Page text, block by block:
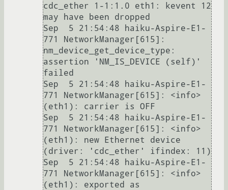
cdc_ether 1-1:1.0 eth1: kevent 12
may have been dropped
Sep  5 21:54:48 haiku-Aspire-E1-
771 NetworkManager[615]:
nm_device_get_device_type:
assertion 'NM_IS_DEVICE (self)'
failed
Sep  5 21:54:48 haiku-Aspire-E1-
771 NetworkManager[615]: <info>
(eth1): carrier is OFF
Sep  5 21:54:48 haiku-Aspire-E1-
771 NetworkManager[615]: <info>
(eth1): new Ethernet device
(driver: 'cdc_ether' ifindex: 11)
Sep  5 21:54:48 haiku-Aspire-E1-
771 NetworkManager[615]: <info>
(eth1): exported as